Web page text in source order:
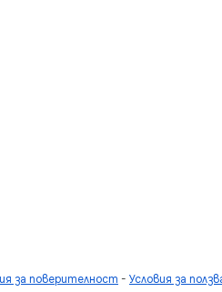
за поверителност Условия за